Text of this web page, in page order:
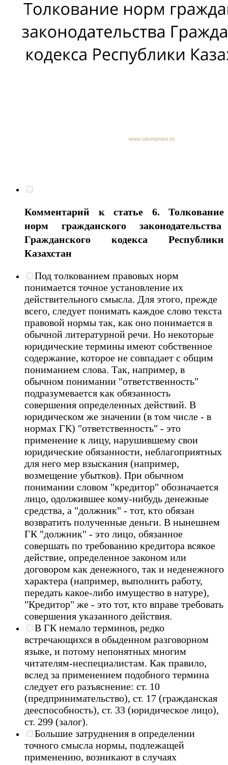
Комментарий к статье 6. Толкование
норм гражданского законодательства
Гражданского кодекса Республики
Казахстан
Под толкованием правовых норм
понимается точное установление их
действительного смысла. Для этого, прежде
всего, следует понимать каждое слово текста
правовой нормы так, как оно понимается в
обычной литературной речи. Но некоторые
юридические термины имеют собственное
содержание, которое не совпадает с общим
пониманием слова. Так, например, в
обычном понимании "ответственность"
подразумевается как обязанность
совершения определенных действий. В
юридическом же значении (в том числе - в
нормах ГК) "ответственность" - это
применение к лицу, нарушившему свои
юридические обязанности, неблагоприятных
для него мер взыскания (например,
возмещение убытков). При обычном
понимании словом "кредитор" обозначается
лицо, одолжившее кому-нибудь денежные
средства, а "должник" - тот, кто обязан
возвратить полученные деньги. В нынешнем
ГК "должник" - это лицо, обязанное
совершать по требованию кредитора всякое
действие, определенное законом или
договором как денежного, так и неденежного
характера (например, выполнить работу,
передать какое-либо имущество в натуре),
"Кредитор" же - это тот, кто вправе требовать
совершения указанного действия.
В ГК немало терминов, редко
встречающихся в обыденном разговорном
языке, и потому непонятных многим
читателям-неспециалистам. Как правило,
вслед за применением подобного термина
следует его разъяснение: ст. 10
(предпринимательство), ст. 17 (гражданская
дееспособность), ст. 33 (юридическое лицо),
ст. 299 (залог).
Большие затруднения в определении
точного смысла нормы, подлежащей
применению, возникают в случаях